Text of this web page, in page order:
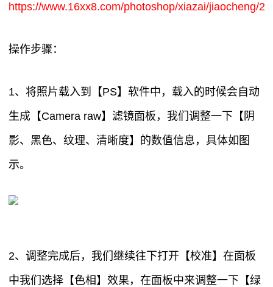
https://www.16xx8.com/photoshop/xiazai/jiaocheng/
操作步骤：
1、将照片载入到【PS】软件中，载入的时候会自动
生成【Camera raw】滤镜面板，我们调整一下【阴
影、黑色、纹理、清晰度】的数值信息，具体如图
示。
2、调整完成后，我们继续往下打开【校准】在面板
中我们选择【色相】效果，在面板中来调整一下【绿